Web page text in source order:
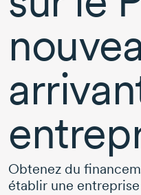
Obtenez du
établir une entreprise